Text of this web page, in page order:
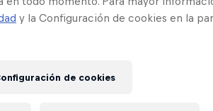
9 de enero - Domingo 10 de
y la Configuración de cookies en la
de cookies